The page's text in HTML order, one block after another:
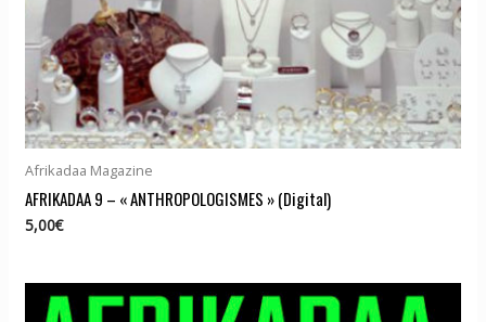
Afrikadaa Magazine
AFRIKADAA 9 – « ANTHROPOLOGISMES » (Digital)
5,00€